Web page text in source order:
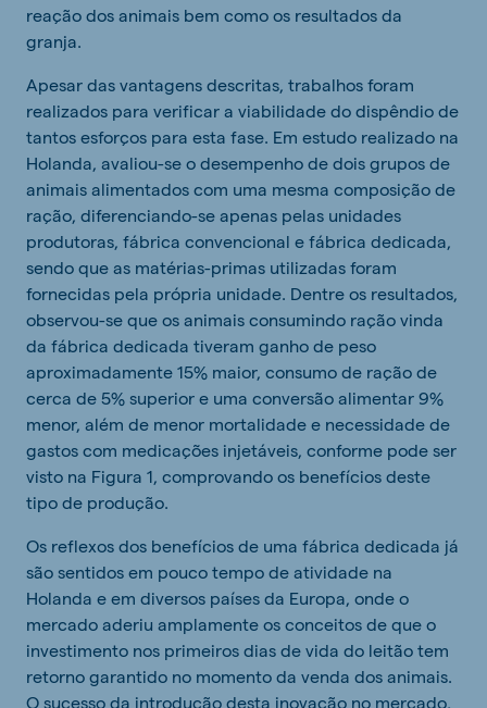
reação dos animais bem como os resultados da
granja.
Apesar das vantagens descritas, trabalhos foram
realizados para verificar a viabilidade do dispêndio de
tantos esforços para esta fase. Em estudo realizado na
Holanda, avaliou-se o desempenho de dois grupos de
animais alimentados com uma mesma composição de
ração, diferenciando-se apenas pelas unidades
produtoras, fábrica convencional e fábrica dedicada,
sendo que as matérias-primas utilizadas foram
fornecidas pela própria unidade. Dentre os resultados,
observou-se que os animais consumindo ração vinda
da fábrica dedicada tiveram ganho de peso
aproximadamente 15% maior, consumo de ração de
cerca de 5% superior e uma conversão alimentar 9%
menor, além de menor mortalidade e necessidade de
gastos com medicações injetáveis, conforme pode ser
visto na Figura 1, comprovando os benefícios deste
tipo de produção.
Os reflexos dos benefícios de uma fábrica dedicada já
são sentidos em pouco tempo de atividade na
Holanda e em diversos países da Europa, onde o
mercado aderiu amplamente os conceitos de que o
investimento nos primeiros dias de vida do leitão tem
retorno garantido no momento da venda dos animais.
O sucesso da introdução desta inovação no mercado,